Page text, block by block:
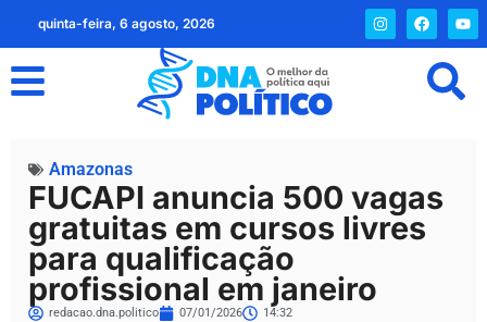
quinta-feira, 6 agosto, 2026
Amazonas
FUCAPI anuncia 500 vagas
gratuitas em cursos livres
para qualificação
profissional em janeiro
redacao.dna.politico 07/01/2026 14:32